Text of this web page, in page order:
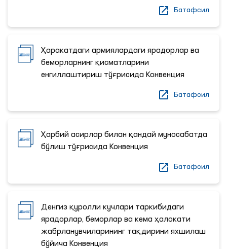
Батафсил
Ҳаракатдаги армиялардаги ярадорлар ва
беморларнинг қисматларини
енгиллаштириш тўғрисида Конвенция
Батафсил
Ҳарбий асирлар билан қандай муносабатда
бўлиш тўғрисида Конвенция
Батафсил
Денгиз қуролли кучлари таркибидаги
ярадорлар, беморлар ва кема ҳалокати
жабрланувчиларининг тақдирини яхшилаш
бўйича Конвенция